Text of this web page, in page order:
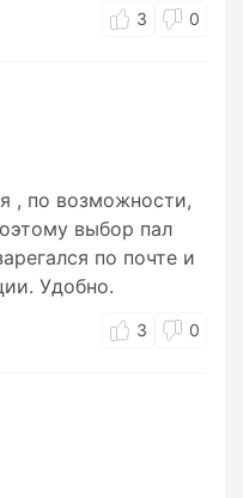
3 0
, по возможности,
выбор пал
по почте и
Удобно.
3 0